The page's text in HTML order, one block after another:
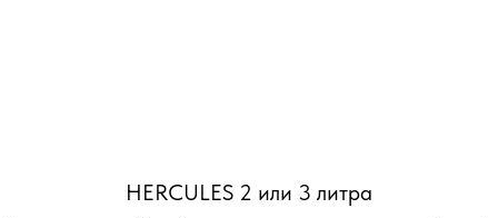
HERCULES 2 или 3 литра